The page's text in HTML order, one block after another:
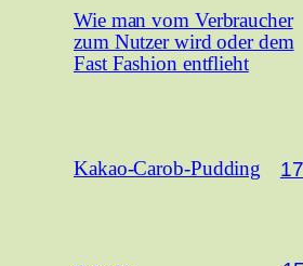
Wie man vom Verbraucher
zum Nutzer wird oder dem
Fast Fashion entflieht
Kakao-Carob-Pudding